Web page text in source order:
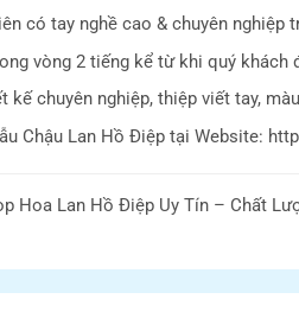
có tay nghề cao & chuyên nghiệp
vòng 2 tiếng kể từ khi quý khách
kế chuyên nghiệp, thiệp viết tay,
Chậu Lan Hồ Điệp tại Website:
Hoa Lan Hồ Điệp Uy Tín – Chất